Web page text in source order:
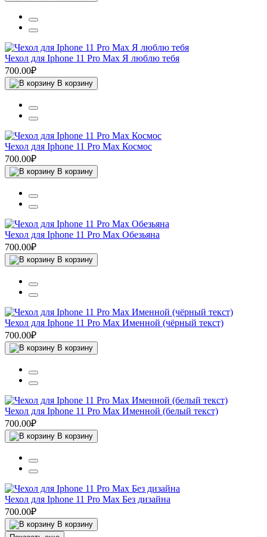
Чехол для Iphone 11 Pro Max Я люблю тебя
700.00₽
В корзину
Чехол для Iphone 11 Pro Max Космос
700.00₽
В корзину
Чехол для Iphone 11 Pro Max Обезьяна
700.00₽
В корзину
Чехол для Iphone 11 Pro Max Именной (чёрный текст)
700.00₽
В корзину
Чехол для Iphone 11 Pro Max Именной (белый текст)
700.00₽
В корзину
Чехол для Iphone 11 Pro Max Без дизайна
700.00₽
В корзину